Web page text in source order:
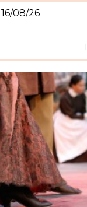
08/26